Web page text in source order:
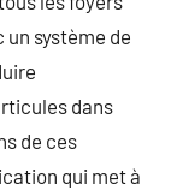
système de
dans
de ces
qui met à